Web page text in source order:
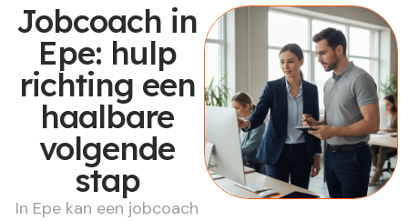
Jobcoach in
Epe: hulp
richting een
haalbare
volgende
stap
In Epe kan een jobcoach